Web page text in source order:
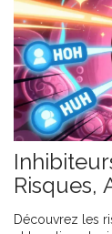
Risques,
Découvrez les